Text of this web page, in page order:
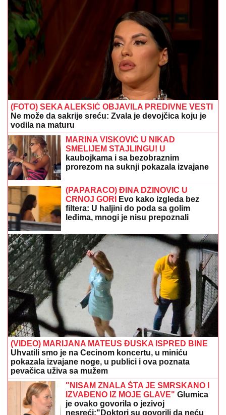
(FOTO) SEKA ALEKSIĆ OBJAVILA PREDIVNE VESTI
Ne može da sakrije sreću: Zvala je devojčica koju je
vodila na maturu
MARINA VISKOVIĆ U NIKAD
SMELIJEM STAJLINGU! U
kaubojkama i sa bezobraznim
prorezom na suknji pokazala izvajane
što je planirala (Foto)
(PAPARACO) ĐINA DŽINOVIĆ U
CRNOJ GORI
Evo kako izgleda bez
filtera: U haljini do poda sa golim
leđima, mnogi je nisu prepoznali
(VIDEO) MARIJANA MATEUS ĐUSKA ISPRED BINE
Uhvatili smo je na Cecinom koncertu, u miniću
pokazala izvajane noge, u publici i ova poznata
pevačica uživa sa mužem
"NISAM ZNALA ŠTA JE SMRSKANO I
IZVAĐENO IZ MOJE GLAVE" Glumica
je ovako govorila o jezivoj
nesreći:"Doktori su govorili da neću